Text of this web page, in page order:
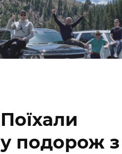
Поїхали
у подорож